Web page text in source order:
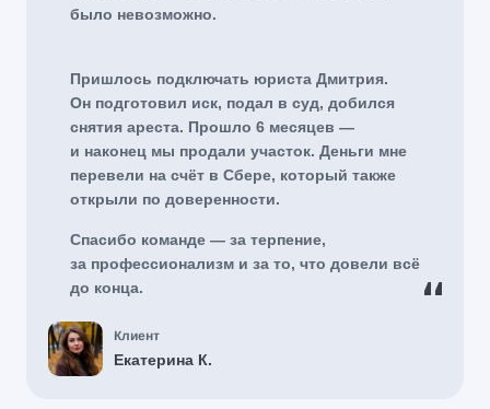
было невозможно.
Пришлось подключать юриста Дмитрия.
Он подготовил иск, подал в суд, добился
снятия ареста. Прошло 6 месяцев —
и наконец мы продали участок. Деньги мне
перевели на счёт в Сбере, который также
открыли по доверенности.
Спасибо команде — за терпение,
за профессионализм и за то, что довели всё
до конца.
Клиент
Екатерина К.